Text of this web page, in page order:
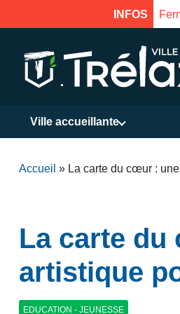
INFOS
Ville accueillante
Accueil » La carte du cœur :
La carte
artistique
EDUCATION - JEUNESSE